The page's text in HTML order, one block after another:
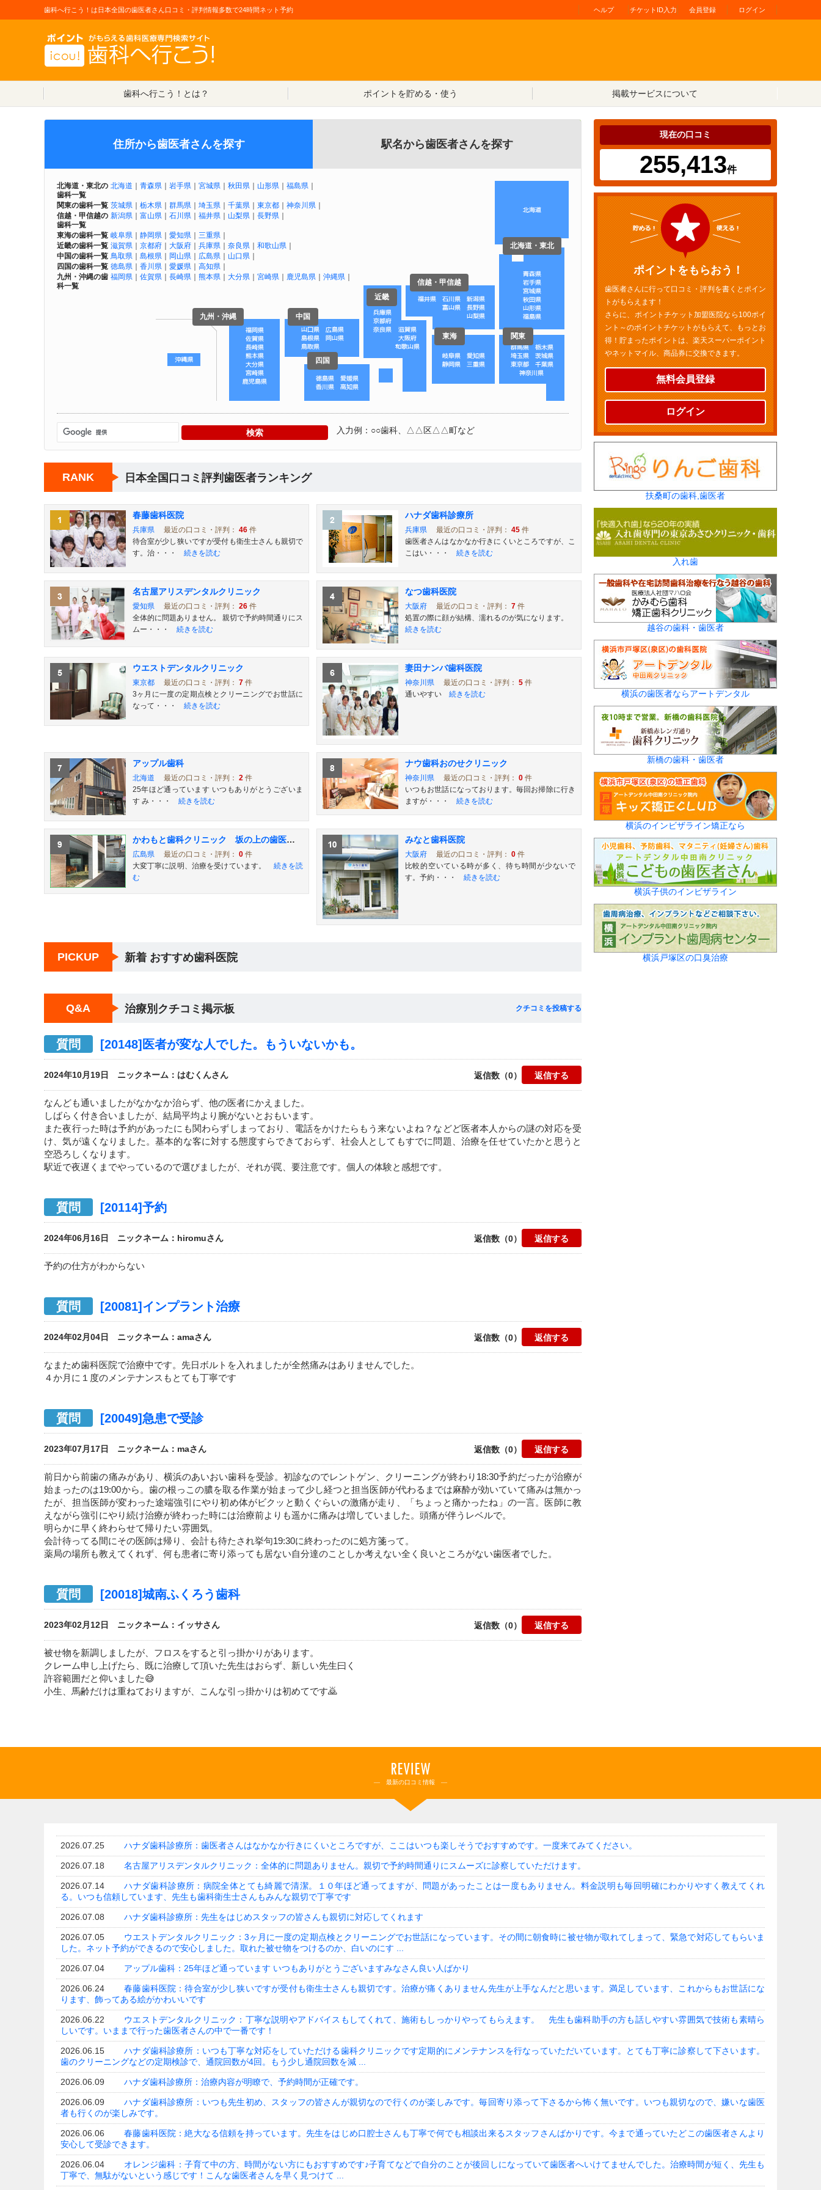
歯科へ行こう！は日本全国の歯医者さん口コミ・評判情報多数で24時間ネット予約 ヘルプ チケットID入力 会員登録 ログイン
歯科へ行こう！とは？
ポイントを貯める・使う 掲載サービスについて
住所から歯医者さんを探す 駅名から歯医者さんを探す
北海道・東北の
歯科一覧
北海道 青森県 岩手県 宮城県 秋田県 山形県 福島県
関東の歯科一覧 茨城県 栃木県 群馬県 埼玉県 千葉県 東京都 神奈川県
信越・甲信越の
歯科一覧
新潟県 富山県 石川県 福井県 山梨県 長野県
東海の歯科一覧 岐阜県 静岡県 愛知県 三重県
近畿の歯科一覧 滋賀県 京都府 大阪府 兵庫県 奈良県 和歌山県
中国の歯科一覧 鳥取県 島根県 岡山県 広島県 山口県
四国の歯科一覧 徳島県 香川県 愛媛県 高知県
九州・沖縄の歯
科一覧
福岡県 佐賀県 長崎県 熊本県 大分県 宮崎県 鹿児島県 沖縄県
北海道・東北
関東
信越・甲信越
東海
近畿
中国
四国
九州・沖縄
入力例：○○歯科、△△区△△町など
RANK 日本全国口コミ評判歯医者ランキング
春藤歯科医院
兵庫県 最近の口コミ・評判： 46件
待合室が少し狭いですが受付も衛生士さんも親切で
す。治・・・
続きを読む
ハナダ歯科診療所
兵庫県 最近の口コミ・評判： 45件
歯医者さんはなかなか行きにくいところですが、こ
こはい・・・
続きを読む
名古屋アリスデンタルクリニック
愛知県 最近の口コミ・評判： 26件
全体的に問題ありません。 親切で予約時間通りにス
ムー・・・
続きを読む
なつ歯科医院
大阪府 最近の口コミ・評判： 7件
処置の際に顔が結構、濡れるのが気になります。
続きを読む
ウエストデンタルクリニック
東京都 最近の口コミ・評判： 7件
3ヶ月に一度の定期点検とクリーニングでお世話に
なって・・・
続きを読む
妻田ナンバ歯科医院
神奈川県 最近の口コミ・評判： 5件
通いやすい続きを読む
アップル歯科
北海道 最近の口コミ・評判： 2件
25年ほど通っています いつもありがとうございま
す み・・・
続きを読む
ナウ歯科おのせクリニック
神奈川県 最近の口コミ・評判： 0件
いつもお世話になっております。毎回お掃除に行き
ますが・・・
続きを読む
かわもと歯科クリニック 坂の上の歯医者さん
広島県 最近の口コミ・評判： 0件
大変丁寧に説明、治療を受けています。
続きを読
む
みなと歯科医院
大阪府 最近の口コミ・評判： 0件
比較的空いている時が多く、待ち時間が少ないで
す。予約・・・
続きを読む
PICKUP 新着 おすすめ歯科医院
Q&A 治療別クチコミ掲示板 クチコミを投稿する
質問 [20148]医者が変な人でした。もういないかも。
2024年10月19日 ニックネーム：はむくんさん 返信数（0）
なんども通いましたがなかなか治らず、他の医者にかえました。
しばらく付き合いましたが、結局平均より腕がないとおもいます。
また夜行った時は予約があったにも関わらずしまっており、電話をかけたらもう来ないよね？などど医者本人からの謎の対応を受
け、気が遠くなりました。基本的な客に対する態度すらできておらず、社会人としてもすでに問題、治療を任せていたかと思うと
空恐ろしくなります。
駅近で夜遅くまでやっているので選びましたが、それが罠、要注意です。個人の体験と感想です。
質問 [20114]予約
2024年06月16日 ニックネーム：hiromuさん 返信数（0）
予約の仕方がわからない
質問 [20081]インプラント治療
2024年02月04日 ニックネーム：amaさん 返信数（0）
なまため歯科医院で治療中です。先日ボルトを入れましたが全然痛みはありませんでした。
４か月に１度のメンテナンスもとても丁寧です
質問 [20049]急患で受診
2023年07月17日 ニックネーム：maさん 返信数（0）
前日から前歯の痛みがあり、横浜のあいおい歯科を受診。初診なのでレントゲン、クリーニングが終わり18:30予約だったが治療が
始まったのは19:00から。歯の根っこの膿を取る作業が始まって少し経つと担当医師が代わるまでは麻酔が効いていて痛みは無かっ
たが、担当医師が変わった途端強引にやり初め体がビクッと動くぐらいの激痛が走り、「ちょっと痛かったね」の一言。医師に教
えながら強引にやり続け治療が終わった時には治療前よりも遥かに痛みは増していました。頭痛が伴うレベルで。
明らかに早く終わらせて帰りたい雰囲気。
会計待ってる間にその医師は帰り、会計も待たされ挙句19:30に終わったのに処方箋って。
薬局の場所も教えてくれず、何も患者に寄り添っても居ない自分達のことしか考えない全く良いところがない歯医者でした。
質問 [20018]城南ふくろう歯科
2023年02月12日 ニックネーム：イッサさん 返信数（0）
被せ物を新調しましたが、フロスをすると引っ掛かりがあります。
クレーム申し上げたら、既に治療して頂いた先生はおらず、新しい先生曰く
許容範囲だと仰いました😅
小生、馬齢だけは重ねておりますが、こんな引っ掛かりは初めてです🙇
現在の口コミ
255,413件
ポイントをもらおう！
歯医者さんに行って口コミ・評判を書くとポイン
トがもらえます！
さらに、ポイントチケット加盟医院なら100ポイ
ント～のポイントチケットがもらえて、もっとお
得！貯まったポイントは、楽天スーパーポイント
やネットマイル、商品券に交換できます。
無料会員登録
ログイン
扶桑町の歯科,歯医者
入れ歯
越谷の歯科・歯医者
横浜の歯医者ならアートデンタル
新橋の歯科・歯医者
横浜のインビザライン矯正なら
横浜子供のインビザライン
横浜戸塚区の口臭治療
REVIEW
― 最新の口コミ情報 ―
2026.07.25 ハナダ歯科診療所：歯医者さんはなかなか行きにくいところですが、ここはいつも楽しそうでおすすめです。一度来てみてください。
2026.07.18 名古屋アリスデンタルクリニック：全体的に問題ありません。親切で予約時間通りにスムーズに診察していただけます。
2026.07.14
ハナダ歯科診療所：病院全体とても綺麗で清潔。１０年ほど通ってますが、問題があったことは一度もありません。料金説明も毎回明確にわかりやすく教えてくれ
る。いつも信頼しています、先生も歯科衛生士さんもみんな親切で丁寧です
2026.07.08 ハナダ歯科診療所：先生をはじめスタッフの皆さんも親切に対応してくれます
2026.07.05
ウエストデンタルクリニック：3ヶ月に一度の定期点検とクリーニングでお世話になっています。その間に朝食時に被せ物が取れてしまって、緊急で対応してもらいま
した。ネット予約ができるので安心しました。取れた被せ物をつけるのか、白いのにす ...
2026.07.04 アップル歯科：25年ほど通っています いつもありがとうございますみなさん良い人ばかり
2026.06.24
春藤歯科医院：待合室が少し狭いですが受付も衛生士さんも親切です。治療が痛くありません先生が上手なんだと思います。満足しています、これからもお世話にな
ります、飾ってある絵がかわいいです
2026.06.22
ウエストデンタルクリニック：丁寧な説明やアドバイスもしてくれて、施術もしっかりやってもらえます。 先生も歯科助手の方も話しやすい雰囲気で技術も素晴ら
しいです。いままで行った歯医者さんの中で一番です！
2026.06.15
ハナダ歯科診療所：いつも丁寧な対応をしていただける歯科クリニックです定期的にメンテナンスを行なっていただいています。とても丁寧に診察して下さいます。
歯のクリーニングなどの定期検診で、通院回数が4回。もう少し通院回数を減 ...
2026.06.09 ハナダ歯科診療所：治療内容が明瞭で、予約時間が正確です。
2026.06.09
ハナダ歯科診療所：いつも先生初め、スタッフの皆さんが親切なので行くのが楽しみです。毎回寄り添って下さるから怖く無いです。いつも親切なので、嫌いな歯医
者も行くのが楽しみです。
2026.06.06
春藤歯科医院：絶大なる信頼を持っています。先生をはじめ口腔士さんも丁寧で何でも相談出来るスタッフさんばかりです。今まで通っていたどこの歯医者さんより
安心して受診できます。
2026.06.04
オレンジ歯科：子育て中の方、時間がない方にもおすすめです♪子育てなどで自分のことが後回しになっていて歯医者へいけてませんでした。治療時間が短く、先生も
丁寧で、無駄がないという感じです！こんな歯医者さんを早く見つけて ...